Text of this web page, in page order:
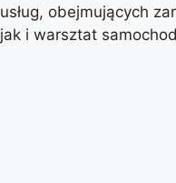
usług, obejmujących
jak i warsztat